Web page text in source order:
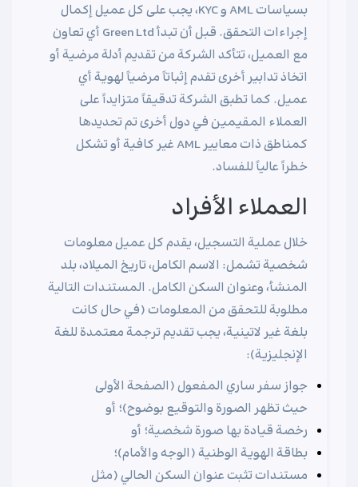
بسياسات AML و KYC، يجب على كل عميل إكمال
إجراءات التحقق. قبل أن تبدأ Green Ltd أي تعاون
مع العميل، تتأكد الشركة من تقديم أدلة مرضية أو
اتخاذ تدابير أخرى تقدم إثباتاً مرضياً لهوية أي
عميل. كما تطبق الشركة تدقيقاً متزايداً على
العملاء المقيمين في دول أخرى تم تحديدها
كمناطق ذات معايير AML غير كافية أو تشكل
خطراً عالياً للفساد.
العملاء الأفراد
خلال عملية التسجيل، يقدم كل عميل معلومات
شخصية تشمل: الاسم الكامل، تاريخ الميلاد، بلد
المنشأ، وعنوان السكن الكامل. المستندات التالية
مطلوبة للتحقق من المعلومات (في حال كانت
بلغة غير لاتينية، يجب تقديم ترجمة معتمدة للغة
الإنجليزية):
جواز سفر ساري المفعول (الصفحة الأولى
حيث تظهر الصورة والتوقيع بوضوح)؛ أو
رخصة قيادة بها صورة شخصية؛ أو
بطاقة الهوية الوطنية (الوجه والأمام)؛
مستندات تثبت عنوان السكن الحالي (مثل